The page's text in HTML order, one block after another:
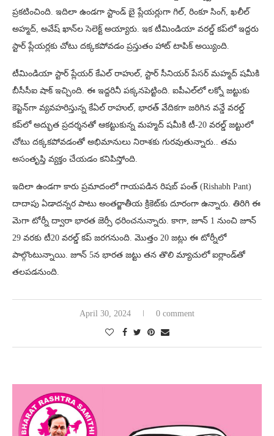
ప్రకటించింది. ఇదిలా ఉండగా స్టాండ్ బై ప్లేయర్లుగా గిల్, రింకూ సింగ్, ఖలీల్
అహ్మద్, అవేష్ ఖాన్‌ల సెలెక్ట్ అయ్యారు. ఇక టీమిండియా వరల్డ్ కప్‌లో ఇద్దరు
స్టార్ ప్లేయర్లకు చోటు దక్కకపోవడం ప్రస్తుతం హాట్ టాపిక్‌ అయ్యింది.
టీమిండియా స్టార్ ప్లేయర్ కేఎల్ రాహుల్‌, స్టార్ సీనియర్ పేసర్ మహ్మద్ షమీకి
బీసీసీఐ షాక్ ఇచ్చింది. ఈ ఇద్దరినీ పక్కనపెట్టింది. ఐపీఎల్‌లో లక్నో జట్టుకు
కెప్టెన్‌గా వ్యవహరిస్తున్న కేఏల్ రాహుల్‌, భారత్ వేదికగా జరిగిన వన్డే వరల్డ్
కప్‌లో అద్భుత ప్రదర్శనతో ఆకట్టుకున్న మహ్మద్ షమీకి టీ-20 వరల్డ్ జట్టులో
చోటు దక్కకపోవడంతో అభిమానులు నిరాశకు గురవుతున్నారు.. తమ
అసంతృప్తి వ్యక్తం చేయడం కనిపిస్తోంది.
ఇదిలా ఉండగా కారు ప్రమాదంలో గాయపడిన రిషబ్ పంత్ (Rishabh Pant)
దాదాపు ఏడాదన్నర పాటు అంతర్జాతీయ క్రికెట్‌కు దూరంగా ఉన్నారు. తిరిగి ఈ
మెగా టోర్నీ ద్వారా భారత జెర్సీ ధరించనున్నారు. కాగా, జూన్ 1 నుంచి జూన్
29 వరకు టీ20 వరల్డ్ కప్ జరగనుంది. మొత్తం 20 జట్లు ఈ టోర్నీలో
పాల్గొంటున్నాయి. జూన్ 5న భారత జట్టు తన తొలి మ్యాచులో ఐర్లాండ్‌తో
తలపడనుంది.
April 30, 2024 0 comment